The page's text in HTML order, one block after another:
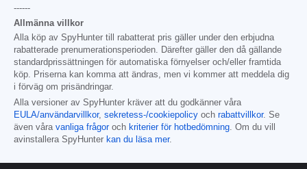
------
Allmänna villkor
Alla köp av SpyHunter till rabatterat pris gäller under den erbjudna
rabatterade prenumerationsperioden. Därefter gäller den då gällande
standardprissättningen för automatiska förnyelser och/eller framtida
köp. Priserna kan komma att ändras, men vi kommer att meddela dig
i förväg om prisändringar.
Alla versioner av SpyHunter kräver att du godkänner våra
EULA/användarvillkor, sekretess-/cookiepolicy och rabattvillkor. Se
även våra vanliga frågoroch kriterier för hotbedömning. Om du vill
avinstallera SpyHunter kan du läsa mer.